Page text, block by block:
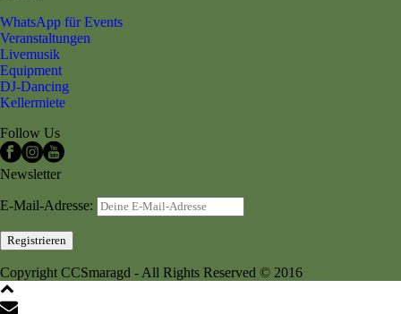
WhatsApp für Events
Veranstaltungen
Livemusik
Equipment
DJ-Dancing
Kellermiete
Follow Us
Newsletter
E-Mail-Adresse:
Copyright CCSmaragd - All Rights Reserved © 2016